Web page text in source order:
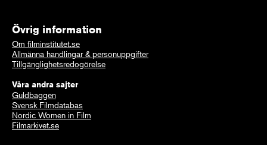
Övrig information
Om filminstitutet.se
Allmänna handlingar & personuppgifter
Tillgänglighetsredogörelse
Våra andra sajter
Guldbaggen
Svensk Filmdatabas
Nordic Women in Film
Filmarkivet.se